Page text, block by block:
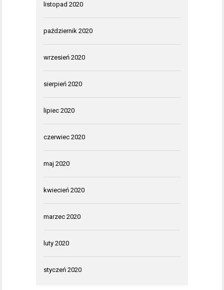
listopad 2020
październik 2020
wrzesień 2020
sierpień 2020
lipiec 2020
czerwiec 2020
maj 2020
kwiecień 2020
marzec 2020
luty 2020
styczeń 2020